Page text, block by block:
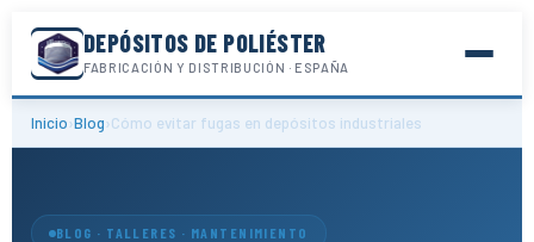
DEPÓSITOS DE POLIÉSTER
FABRICACIÓN Y DISTRIBUCIÓN · ESPAÑA
Inicio›Blog›Cómo evitar fugas en depósitos industriales
BLOG · TALLERES · MANTENIMIENTO